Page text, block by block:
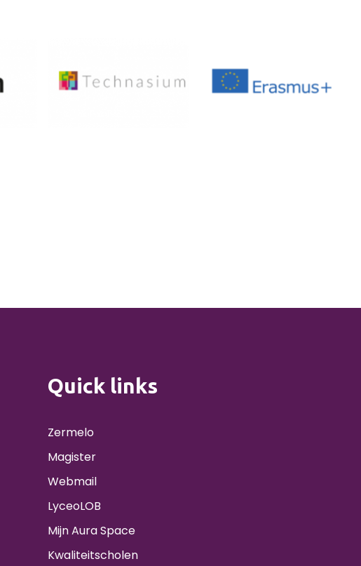
Quick links
Zermelo
Magister
Webmail
LyceoLOB
Mijn Aura Space
Kwaliteitscholen